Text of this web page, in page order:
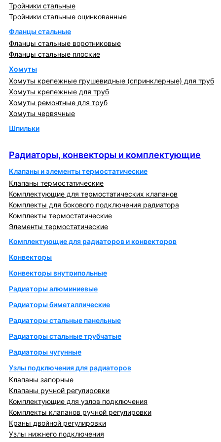
Тройники стальные
Тройники стальные оцинкованные
Фланцы стальные
Фланцы стальные воротниковые
Фланцы стальные плоские
Хомуты
Хомуты крепежные грушевидные (спринклерные) для труб
Хомуты крепежные для труб
Хомуты ремонтные для труб
Хомуты червячные
Шпильки
Радиаторы, конвекторы и комплектующие
Клапаны и элементы термостатические
Клапаны термостатические
Комплектующие для термостатических клапанов
Комплекты для бокового подключения радиатора
Комплекты термостатические
Элементы термостатические
Комплектующие для радиаторов и конвекторов
Конвекторы
Конвекторы внутрипольные
Радиаторы алюминиевые
Радиаторы биметаллические
Радиаторы стальные панельные
Радиаторы стальные трубчатые
Радиаторы чугунные
Узлы подключения для радиаторов
Клапаны запорные
Клапаны ручной регулировки
Комплектующие для узлов подключения
Комплекты клапанов ручной регулировки
Краны двойной регулировки
Узлы нижнего подключения